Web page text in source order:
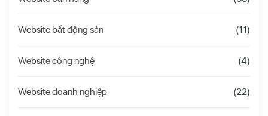
Website bất động sản (11)
Website công nghệ (4)
Website doanh nghiệp (22)